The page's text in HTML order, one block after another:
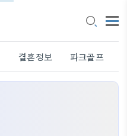
결혼정보 파크골프